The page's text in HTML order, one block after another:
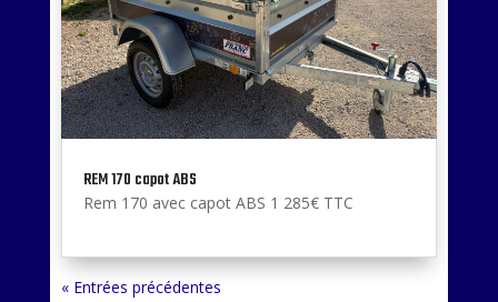
REM 170 capot ABS
Rem 170 avec capot ABS 1 285€ TTC
« Entrées précédentes